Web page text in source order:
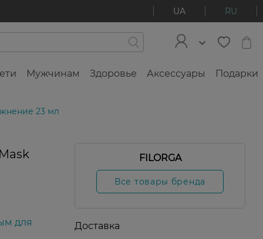
UA RU
Мужчинам Здоровье Аксессуары Подарки
23 мл
для
FILORGA
Все товары бренда
Доставка